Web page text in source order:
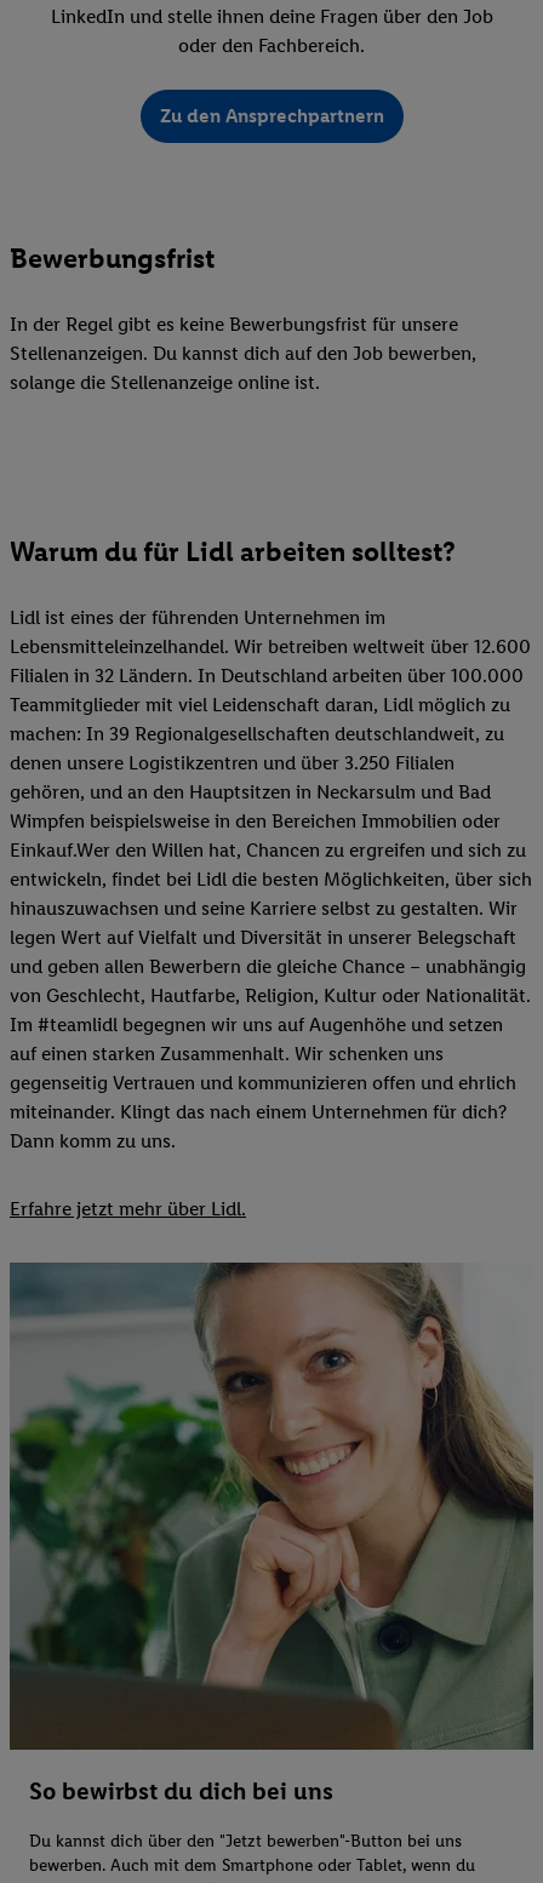
LinkedIn und stelle ihnen deine Fragen über den Job
oder den Fachbereich.
Zu den Ansprechpartnern
Bewerbungsfrist
In der Regel gibt es keine Bewerbungsfrist für unsere
Stellenanzeigen. Du kannst dich auf den Job bewerben,
solange die Stellenanzeige online ist.
Warum du für Lidl arbeiten solltest?
Lidl ist eines der führenden Unternehmen im
Lebensmitteleinzelhandel. Wir betreiben weltweit über 12.600
Filialen in 32 Ländern. In Deutschland arbeiten über 100.000
Teammitglieder mit viel Leidenschaft daran, Lidl möglich zu
machen: In 39 Regionalgesellschaften deutschlandweit, zu
denen unsere Logistikzentren und über 3.250 Filialen
gehören, und an den Hauptsitzen in Neckarsulm und Bad
Wimpfen beispielsweise in den Bereichen Immobilien oder
Einkauf.Wer den Willen hat, Chancen zu ergreifen und sich zu
entwickeln, findet bei Lidl die besten Möglichkeiten, über sich
hinauszuwachsen und seine Karriere selbst zu gestalten. Wir
legen Wert auf Vielfalt und Diversität in unserer Belegschaft
und geben allen Bewerbern die gleiche Chance – unabhängig
von Geschlecht, Hautfarbe, Religion, Kultur oder Nationalität.
Im #teamlidl begegnen wir uns auf Augenhöhe und setzen
auf einen starken Zusammenhalt. Wir schenken uns
gegenseitig Vertrauen und kommunizieren offen und ehrlich
miteinander. Klingt das nach einem Unternehmen für dich?
Dann komm zu uns.​
Erfahre jetzt mehr über Lidl.
So bewirbst du dich bei uns
Du kannst dich über den "Jetzt bewerben"-Button bei uns
bewerben. Auch mit dem Smartphone oder Tablet, wenn du